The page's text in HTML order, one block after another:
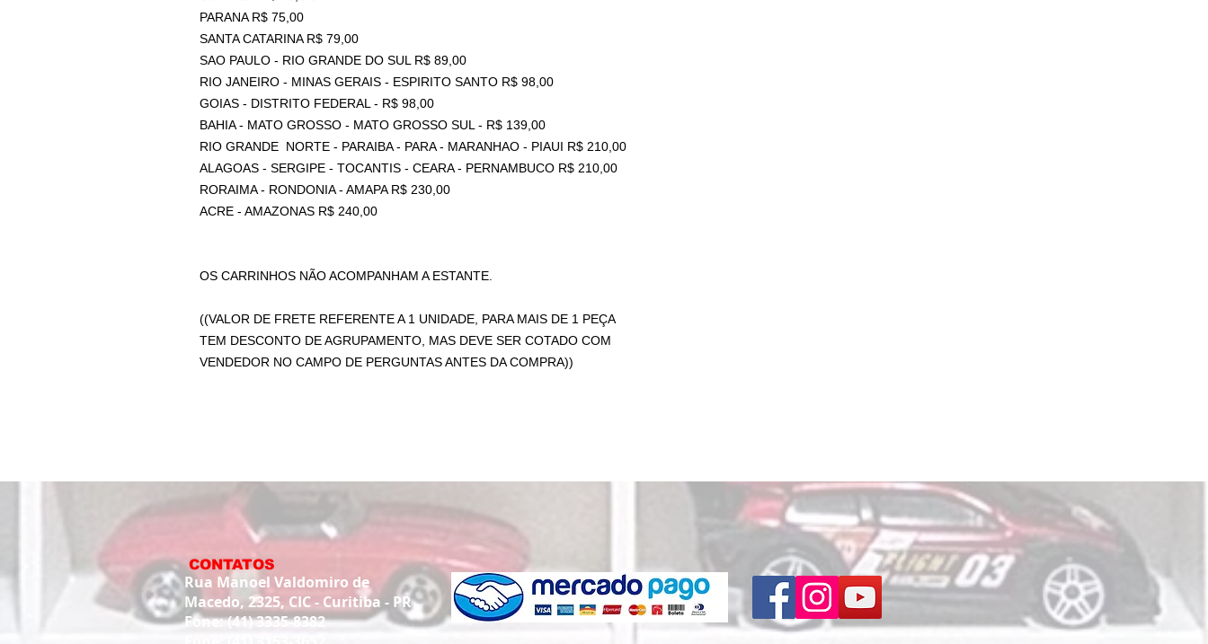
PARANA R$ 75,00
SANTA CATARINA R$ 79,00
SAO PAULO - RIO GRANDE DO SUL R$ 89,00
RIO JANEIRO - MINAS GERAIS - ESPIRITO SANTO R$ 98,00
GOIAS - DISTRITO FEDERAL - R$ 98,00
BAHIA - MATO GROSSO - MATO GROSSO SUL - R$ 139,00
RIO GRANDE NORTE - PARAIBA - PARA - MARANHAO - PIAUI R$ 210,00
ALAGOAS - SERGIPE - TOCANTIS - CEARA - PERNAMBUCO R$ 210,00
RORAIMA - RONDONIA - AMAPA R$ 230,00
ACRE - AMAZONAS R$ 240,00
OS CARRINHOS NÃO ACOMPANHAM A ESTANTE.
((VALOR DE FRETE REFERENTE A 1 UNIDADE, PARA MAIS DE 1 PEÇA
TEM DESCONTO DE AGRUPAMENTO, MAS DEVE SER COTADO COM
VENDEDOR NO CAMPO DE PERGUNTAS ANTES DA COMPRA))
CONTATOS
Rua Manoel Valdomiro de
Macedo, 2325, CIC - Curitiba - PR
Fone: (41) 3335-8382